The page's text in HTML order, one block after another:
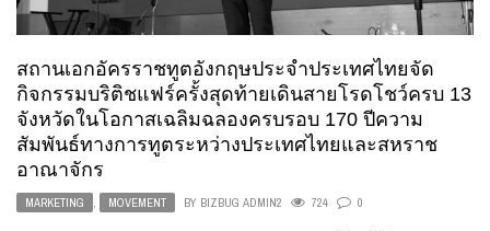
สถานเอกอัครราชทูตอังกฤษประจำประเทศไทยจัด
กิจกรรมบริติชแฟร์ครั้งสุดท้ายเดินสายโรดโชว์ครบ 13
จังหวัดในโอกาสเฉลิมฉลองครบรอบ 170 ปีความ
สัมพันธ์ทางการทูตระหว่างประเทศไทยและสหราช
อาณาจักร
MARKETING , MOVEMENT BY BIZBUG ADMIN2 724 0